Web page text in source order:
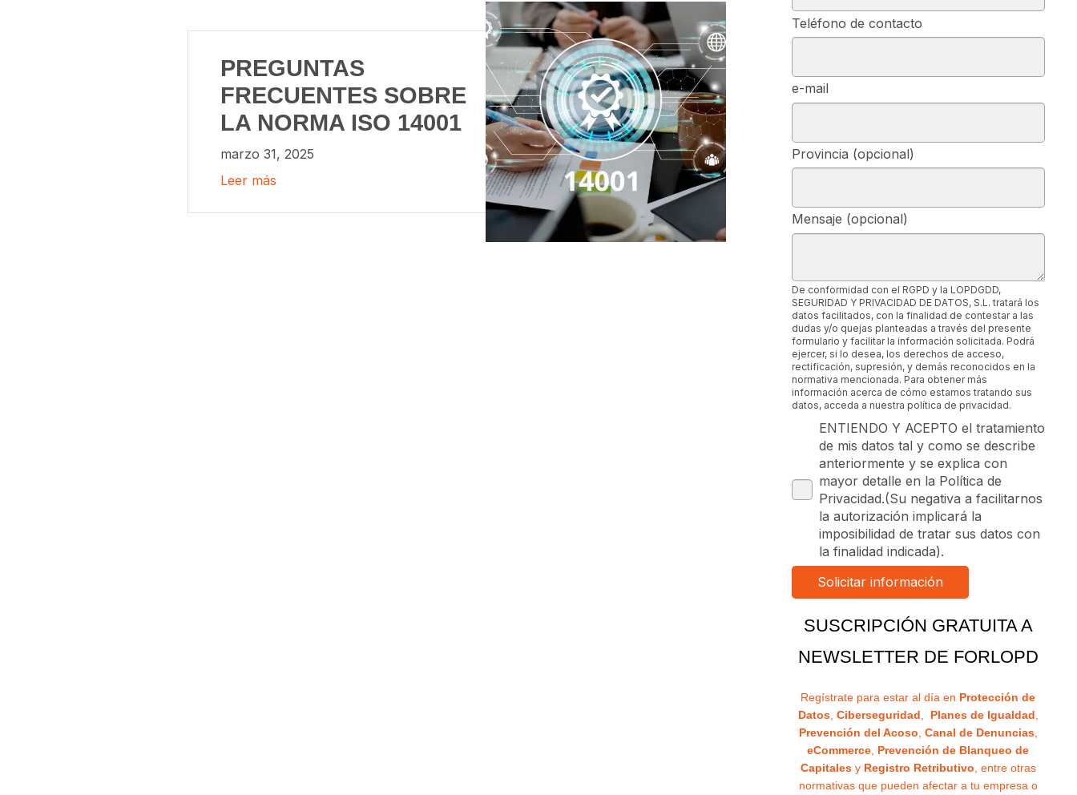
PREGUNTAS
FRECUENTES SOBRE
LA NORMA ISO 14001
marzo 31, 2025
Leer más
Teléfono de contacto
e-mail
Provincia (opcional)
Mensaje (opcional)
De conformidad con el RGPD y la LOPDGDD,
SEGURIDAD Y PRIVACIDAD DE DATOS, S.L. tratará los
datos facilitados, con la finalidad de contestar a las
dudas y/o quejas planteadas a través del presente
formulario y facilitar la información solicitada. Podrá
ejercer, si lo desea, los derechos de acceso,
rectificación, supresión, y demás reconocidos en la
normativa mencionada. Para obtener más
información acerca de cómo estamos tratando sus
datos, acceda a nuestra política de privacidad.
ENTIENDO Y ACEPTO el tratamiento
de mis datos tal y como se describe
anteriormente y se explica con
mayor detalle en la Política de
Privacidad.(Su negativa a facilitarnos
la autorización implicará la
imposibilidad de tratar sus datos con
la finalidad indicada).
SUSCRIPCIÓN GRATUITA A
NEWSLETTER DE FORLOPD
Regístrate para estar al día en Protección de
Datos, Ciberseguridad, Planes de Igualdad,
Prevención del Acoso, Canal de Denuncias,
eCommerce, Prevención de Blanqueo de
Capitalesy Registro Retributivo, entre otras
normativas que pueden afectar a tu empresa o